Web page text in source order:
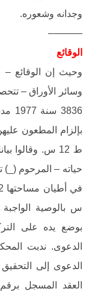
وجدانه وشعوره.
———–
الوقائع
وحيث إن الوقائع
وسائر الأوراق –
ط 12 س. وقالوا
س بالوصية
بوضع يده على
الدعوى. ندبت